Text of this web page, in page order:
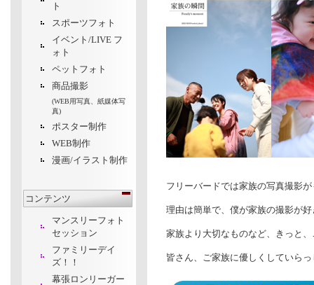
ト
スポーツフォト
イベント/LIVE フ
ォト
ペットフォト
商品撮影
(WEB用写真、紙媒体写
真)
ポスター制作
WEB制作
漫画/イラスト制作
コンテンツ
マンスリーフォト
セッション
ファミリーデイ
ズ ！！
幕張ロンリーガー
フリーバードでは家族の写真撮影
理由は簡単で、僕が家族の撮影が
家族より大切なものなど、きっと
皆さん、ご家族に優しくしていら